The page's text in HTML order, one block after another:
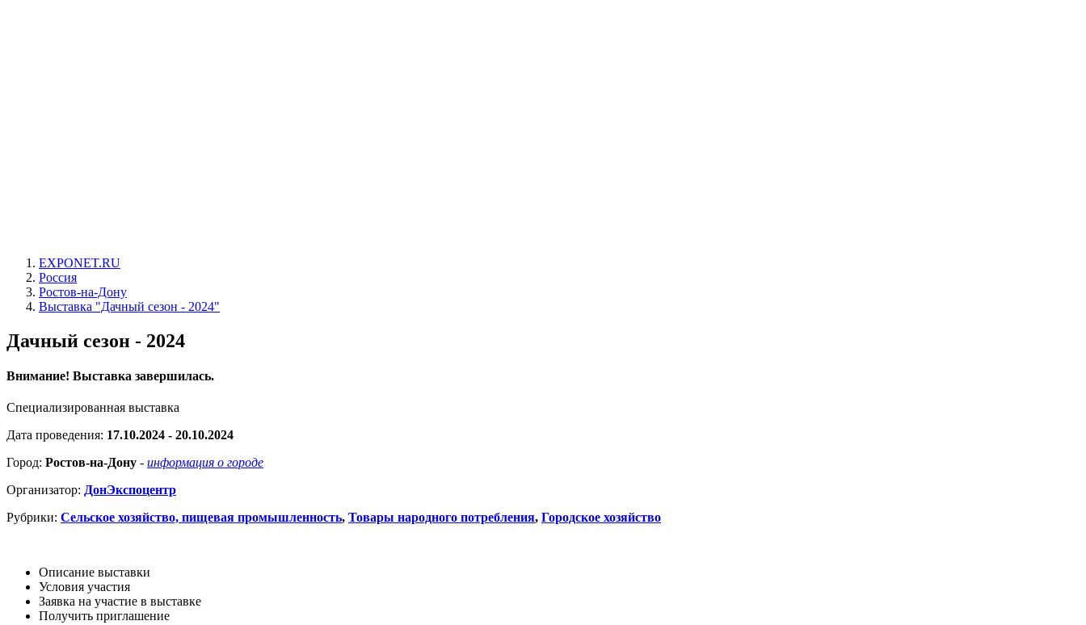
EXPONET.RU
Россия
Ростов-на-Дону
Выставка "Дачный сезон - 2024"
Дачный сезон - 2024
Внимание! Выставка завершилась.
Специализированная выставка
Дата проведения: 17.10.2024 - 20.10.2024
Город: Ростов-на-Дону - информация о городе
Организатор: ДонЭкспоцентр
Рубрики: Сельское хозяйство, пищевая промышленность, Товары народного потребления, Городское хозяйство
Описание выставки
Условия участия
Заявка на участие в выставке
Получить приглашение